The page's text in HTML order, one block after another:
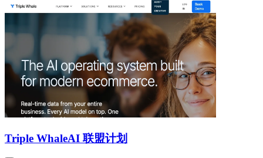
Triple WhaleAI 联盟计划